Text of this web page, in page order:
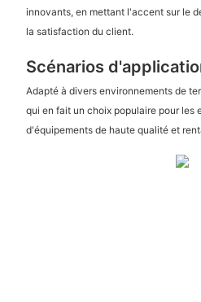
innovants, en mettant l'accent sur le
la satisfaction du client.
Scénarios
Adapté à divers environnements de
qui en fait un choix populaire pour les
d'équipements de haute qualité et